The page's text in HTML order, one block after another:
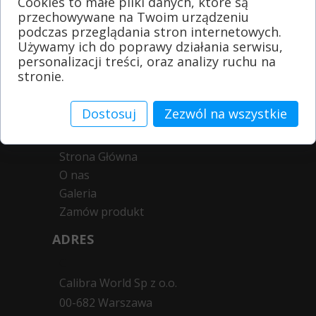
z największymi hurtowniami i
dystrybutorami w Polsce, aktywnie
uczestnicząc w dniach otwartych,
targach oraz przetargach. Co roku
oferuje nowe wzory i produkty.
MENU
Strona Główna
O nas
Galeria
Zamów produkt
ADRES
Calibra World Sp z o.o.
00-682 Warszawa
przechowywane na Twoim urządzeniu
podczas przeglądania stron internetowych.
Używamy ich do poprawy działania serwisu,
personalizacji treści, oraz analizy ruchu na
stronie.
Dostosuj Zezwól na wszystkie